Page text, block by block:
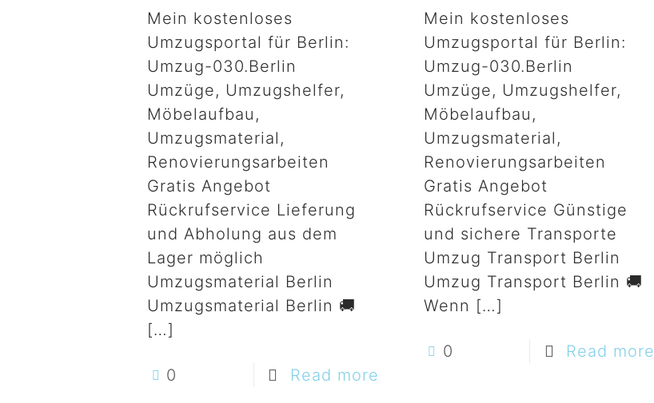
Mein kostenloses
Umzugsportal für Berlin:
Umzug-030.Berlin
Umzüge, Umzugshelfer,
Möbelaufbau,
Umzugsmaterial,
Renovierungsarbeiten
Gratis Angebot
Rückrufservice Lieferung
und Abholung aus dem
Lager möglich
Umzugsmaterial Berlin
Umzugsmaterial Berlin 🚚
[…]
0 Read more
Mein kostenloses
Umzugsportal für Berlin:
Umzug-030.Berlin
Umzüge, Umzugshelfer,
Möbelaufbau,
Umzugsmaterial,
Renovierungsarbeiten
Gratis Angebot
Rückrufservice Günstige
und sichere Transporte
Umzug Transport Berlin
Umzug Transport Berlin 🚚
Wenn […]
0 Read more